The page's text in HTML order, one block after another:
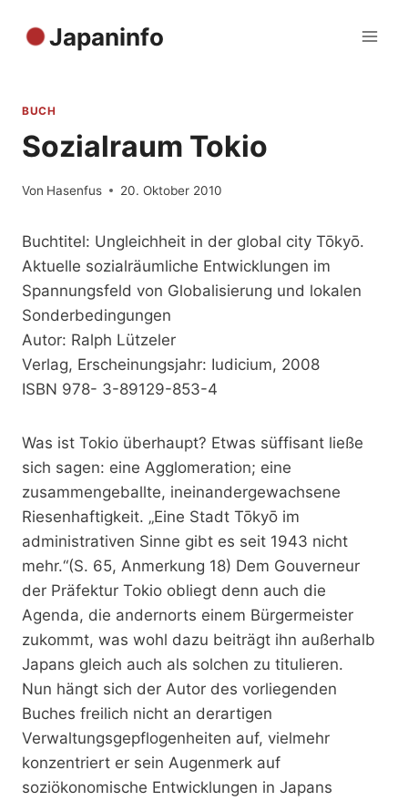
Inhalt
Japaninfo
BUCH
Sozialraum Tokio
Von Hasenfus 20. Oktober 2010
Buchtitel: Ungleichheit in der global city Tōkyō.
Aktuelle sozialräumliche Entwicklungen im
Spannungsfeld von Globalisierung und lokalen
Sonderbedingungen
Autor: Ralph Lützeler
Verlag, Erscheinungsjahr: Iudicium, 2008
ISBN 978- 3-89129-853-4
Was ist Tokio überhaupt? Etwas süffisant ließe
sich sagen: eine Agglomeration; eine
zusammengeballte, ineinandergewachsene
Riesenhaftigkeit. „Eine Stadt Tōkyō im
administrativen Sinne gibt es seit 1943 nicht
mehr.“(S. 65, Anmerkung 18) Dem Gouverneur
der Präfektur Tokio obliegt denn auch die
Agenda, die andernorts einem Bürgermeister
zukommt, was wohl dazu beiträgt ihn außerhalb
Japans gleich auch als solchen zu titulieren.
Nun hängt sich der Autor des vorliegenden
Buches freilich nicht an derartigen
Verwaltungsgepflogenheiten auf, vielmehr
konzentriert er sein Augenmerk auf
soziökonomische Entwicklungen in Japans